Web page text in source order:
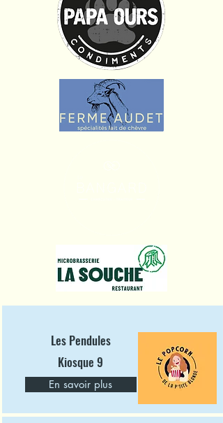
Les Pendules
Kiosque 9
En savoir plus